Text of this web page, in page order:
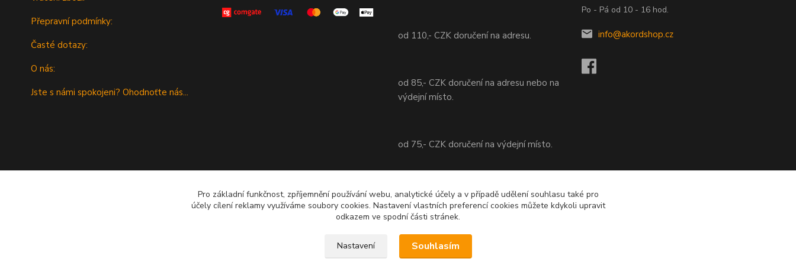
Přepravní podmínky:
Časté dotazy:
O nás:
Jste s námi spokojeni? Ohodnoťte nás...
od 110,- CZK doručení na adresu.
od 85,- CZK doručení na adresu nebo na
výdejní místo.
od 75,- CZK doručení na výdejní místo.
od 70,- CZK doručení na adresu nebo na
výdejní místo.
Po - Pá od 10 - 16 hod.
info@akordshop.cz
Pro základní funkčnost, zpříjemnění používání webu, analytické účely a v případě udělení souhlasu také pro
účely cílení reklamy využíváme soubory cookies. Nastavení vlastních preferencí cookies můžete kdykoli upravit
odkazem ve spodní části stránek.
Nastavení Souhlasím